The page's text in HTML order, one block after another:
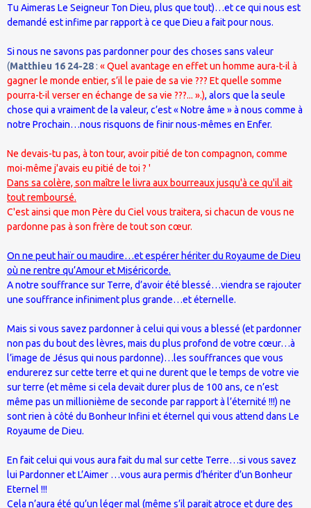
Tu Aimeras Le Seigneur Ton Dieu, plus que tout)…et ce qui nous est
demandé est infime par rapport à ce que Dieu a fait pour nous.
Si nous ne savons pas pardonner pour des choses sans valeur
(Matthieu 16 24-28 : « Quel avantage en effet un homme aura-t-il à
gagner le monde entier, s’il le paie de sa vie ??? Et quelle somme
pourra-t-il verser en échange de sa vie ???... ».), alors que la seule
chose qui a vraiment de la valeur, c’est « Notre âme » à nous comme à
notre Prochain…nous risquons de finir nous-mêmes en Enfer.
Ne devais-tu pas, à ton tour, avoir pitié de ton compagnon, comme
moi-même j'avais eu pitié de toi ? '
Dans sa colère, son maître le livra aux bourreaux jusqu'à ce qu'il ait
tout remboursé.
C'est ainsi que mon Père du Ciel vous traitera, si chacun de vous ne
pardonne pas à son frère de tout son cœur.
On ne peut haïr ou maudire…et espérer hériter du Royaume de Dieu
où ne rentre qu’Amour et Miséricorde.
A notre souffrance sur Terre, d’avoir été blessé…viendra se rajouter
une souffrance infiniment plus grande…et éternelle.
Mais si vous savez pardonner à celui qui vous a blessé (et pardonner
non pas du bout des lèvres, mais du plus profond de votre cœur…à
l’image de Jésus qui nous pardonne)…les souffrances que vous
endurerez sur cette terre et qui ne durent que le temps de votre vie
sur terre (et même si cela devait durer plus de 100 ans, ce n’est
même pas un millionième de seconde par rapport à l’éternité !!!) ne
sont rien à côté du Bonheur Infini et éternel qui vous attend dans Le
Royaume de Dieu.
En fait celui qui vous aura fait du mal sur cette Terre…si vous savez
lui Pardonner et L’Aimer …vous aura permis d’hériter d’un Bonheur
Eternel !!!
Cela n’aura été qu’un léger mal (même s’il parait atroce et dure des